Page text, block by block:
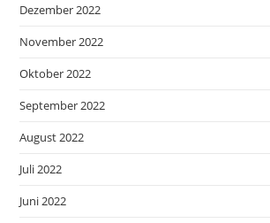
Dezember 2022
November 2022
Oktober 2022
September 2022
August 2022
Juli 2022
Juni 2022